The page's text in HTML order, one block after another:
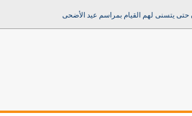
حتى يتسنى لهم القيام بمراسم عيد الأضحى